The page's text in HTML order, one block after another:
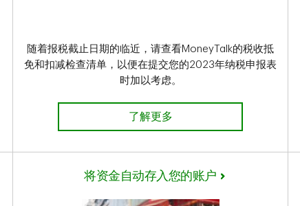
随着报税截止日期的临近，请查看MoneyTalk的税收抵
免和扣减检查清单，以便在提交您的2023年纳税申报表
时加以考虑。
加拿大报税检查清单
了解更多
将资金自动存入您的账户